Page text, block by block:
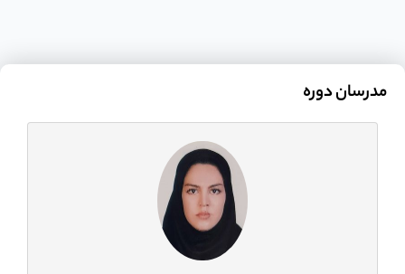
مدرسان دوره